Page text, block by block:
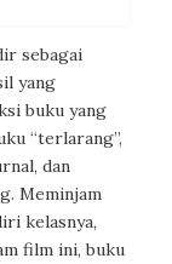
sebagai
yang
buku yang
“terlarang”,
dan
Meminjam
kelasnya,
film ini, buku